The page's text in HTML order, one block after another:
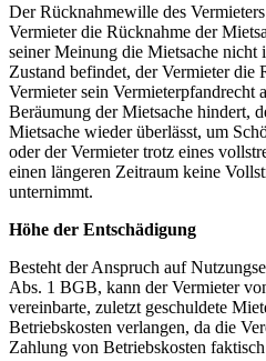
Der Rücknahmewille des
Vermieter die Rücknahme der
seiner Meinung die Mietsache nicht
Zustand befindet, der Vermieter die
Vermieter sein Vermieterpfandrecht
Beräumung der Mietsache hindert,
Mietsache wieder überlässt, um
oder der Vermieter trotz eines
einen längeren Zeitraum keine
unternimmt.
Höhe der Entschädigung
Besteht der Anspruch auf
Abs. 1 BGB, kann der Vermieter
vereinbarte, zuletzt geschuldete
Betriebskosten verlangen, da die
Zahlung von Betriebskosten